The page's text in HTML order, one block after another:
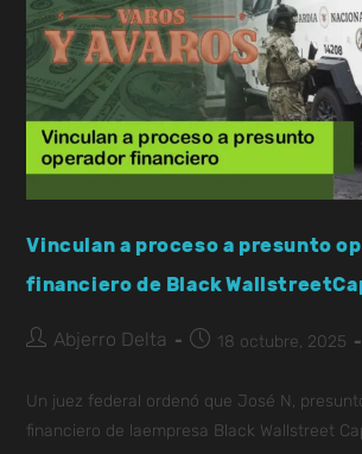
Vinculan a proceso a presunto
financiero de Black
Abjerro Delta 18 octubre, 2025
Un juez federal ordenó que José N,
financiero de laempresa Black Wallstreet